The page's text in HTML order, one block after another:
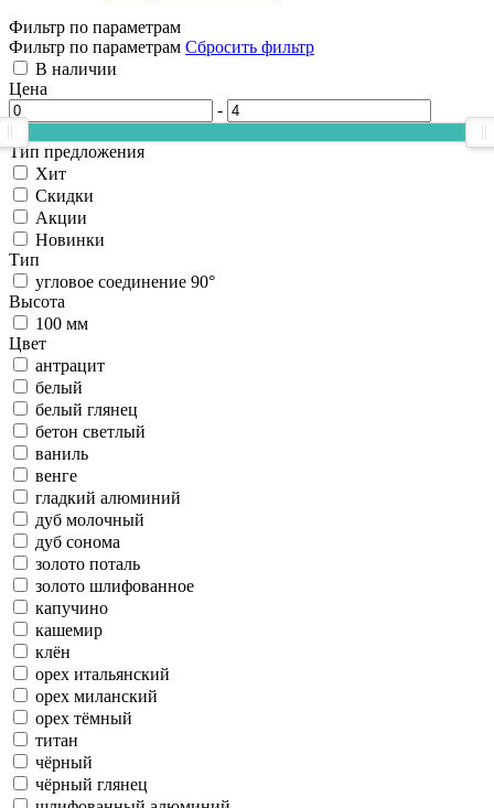
Фильтр по параметрам
Фильтр по параметрам Сбросить фильтр
В наличии
Цена
-
Тип предложения
Хит
Скидки
Акции
Новинки
Тип
угловое соединение 90°
Высота
100 мм
Цвет
антрацит
белый
белый глянец
бетон светлый
ваниль
венге
гладкий алюминий
дуб молочный
дуб сонома
золото поталь
золото шлифованное
капучино
кашемир
клён
орех итальянский
орех миланский
орех тёмный
титан
чёрный
чёрный глянец